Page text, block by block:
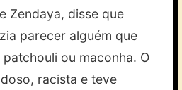
Zendaya, disse que
parecer alguém que
ou maconha. O
racista e teve